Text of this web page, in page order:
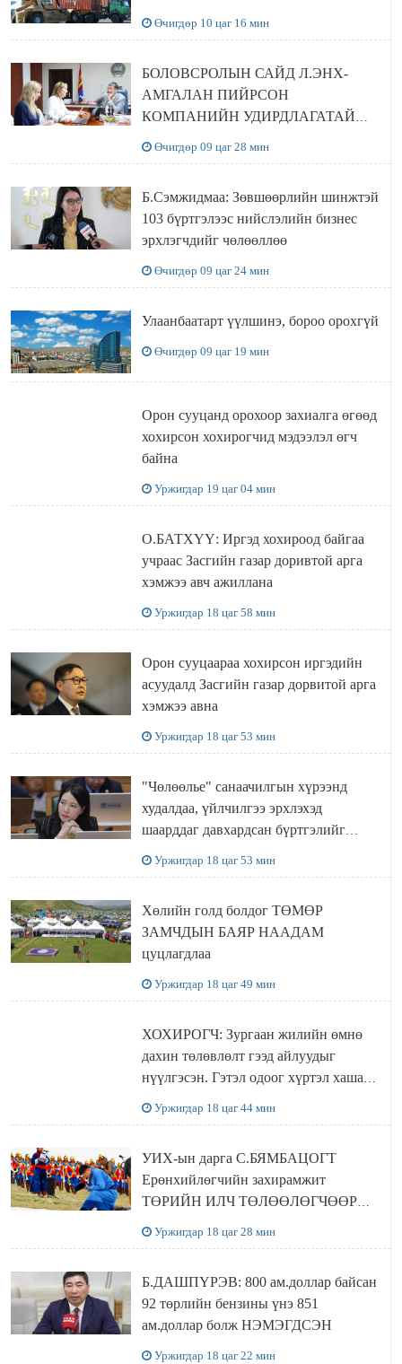
Өчигдөр 10 цаг 16 мин
БОЛОВСРОЛЫН САЙД Л.ЭНХ-
АМГАЛАН ПИЙРСОН
КОМПАНИЙН УДИРДЛАГАТАЙ
Өчигдөр 09 цаг 28 мин
Б.Сэмжидмаа: Зөвшөөрлийн шинжтэй
103 бүртгэлээс нийслэлийн бизнес
эрхлэгчдийг чөлөөллөө
Өчигдөр 09 цаг 24 мин
Улаанбаатарт үүлшинэ, бороо орохгүй
Өчигдөр 09 цаг 19 мин
Орон сууцанд орохоор захиалга өгөөд
хохирсон хохирогчид мэдээлэл өгч
байна
Уржигдар 19 цаг 04 мин
О.БАТХҮҮ: Иргэд хохироод байгаа
учраас Засгийн газар доривтой арга
хэмжээ авч ажиллана
Уржигдар 18 цаг 58 мин
Орон сууцаараа хохирсон иргэдийн
асуудалд Засгийн газар дорвитой арга
хэмжээ авна
Уржигдар 18 цаг 53 мин
"Чөлөөлье" санаачилгын хүрээнд
худалдаа, үйлчилгээ эрхлэхэд
шаарддаг давхардсан бүртгэлийг
Уржигдар 18 цаг 53 мин
Хөлийн голд болдог ТӨМӨР
ЗАМЧДЫН БАЯР НААДАМ
цуцлагдлаа
Уржигдар 18 цаг 49 мин
ХОХИРОГЧ: Зургаан жилийн өмнө
дахин төлөвлөлт гээд айлуудыг
нүүлгэсэн. Гэтэл одоог хүртэл хашаа
Уржигдар 18 цаг 44 мин
УИХ-ын дарга С.БЯМБАЦОГТ
Ерөнхийлөгчийн захирамжит
ТӨРИЙН ИЛЧ ТӨЛӨӨЛӨГЧӨӨР
Уржигдар 18 цаг 28 мин
Б.ДАШПҮРЭВ: 800 ам.доллар байсан
92 төрлийн бензины үнэ 851
ам.доллар болж НЭМЭГДСЭН
Уржигдар 18 цаг 22 мин